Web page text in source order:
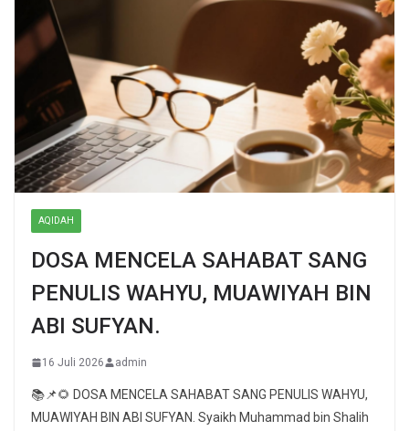
AQIDAH
DOSA MENCELA SAHABAT SANG
PENULIS WAHYU, MUAWIYAH BIN
ABI SUFYAN.
16 Juli 2026 admin
📚📌🌻 DOSA MENCELA SAHABAT SANG PENULIS WAHYU,
MUAWIYAH BIN ABI SUFYAN. Syaikh Muhammad bin Shalih